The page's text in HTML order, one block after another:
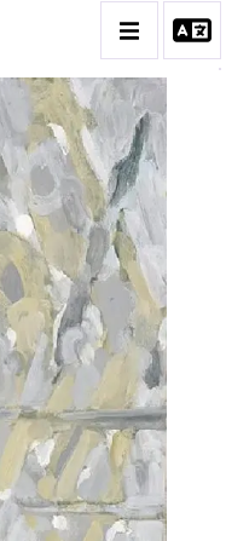
OEUVRES
ET FUSAINS